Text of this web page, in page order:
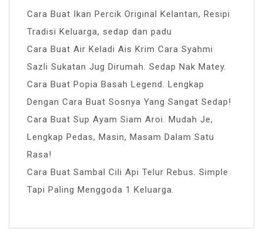
Cara Buat Ikan Percik Original Kelantan, Resipi
Tradisi Keluarga, sedap dan padu
Cara Buat Air Keladi Ais Krim Cara Syahmi
Sazli Sukatan Jug Dirumah. Sedap Nak Matey.
Cara Buat Popia Basah Legend. Lengkap
Dengan Cara Buat Sosnya Yang Sangat Sedap!
Cara Buat Sup Ayam Siam Aroi. Mudah Je,
Lengkap Pedas, Masin, Masam Dalam Satu
Rasa!
Cara Buat Sambal Cili Api Telur Rebus. Simple
Tapi Paling Menggoda 1 Keluarga.